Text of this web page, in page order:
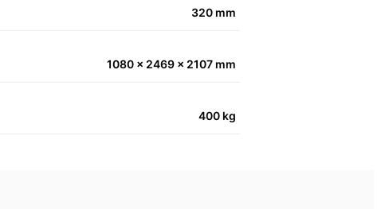
320 mm
1080 x 2469 x 2107 mm
400 kg